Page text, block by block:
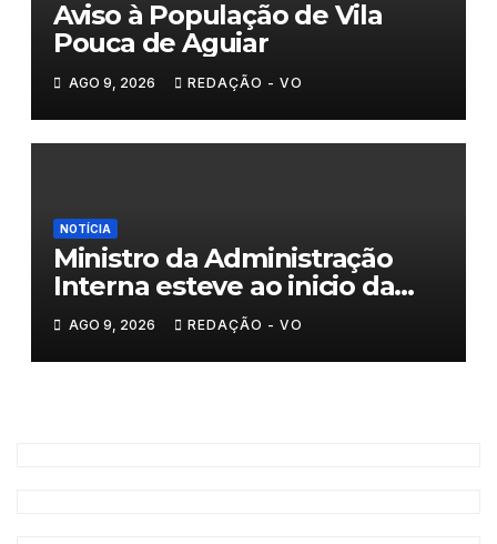
Aviso à População de Vila
Pouca de Aguiar
AGO 9, 2026 REDAÇÃO - VO
NOTÍCIA
Ministro da Administração
Interna esteve ao inicio da
tarde em Valpaços
AGO 9, 2026 REDAÇÃO - VO